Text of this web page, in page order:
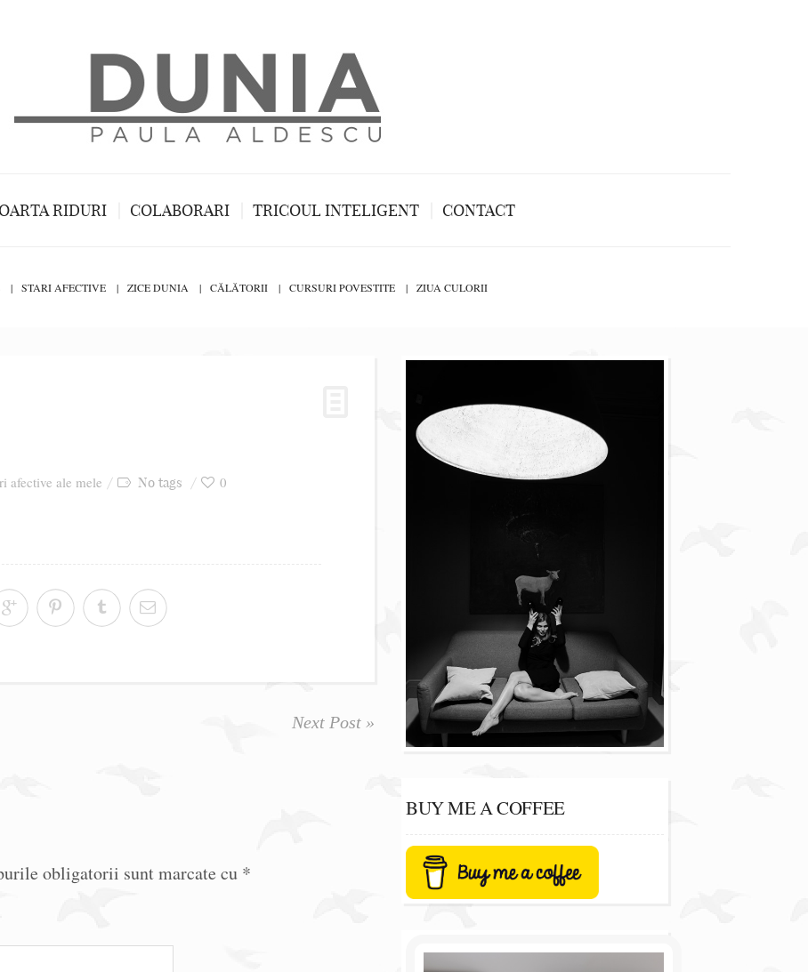
RIDURI COLABORARI TRICOUL INTELIGENT CONTACT
STARI AFECTIVE ZICE DUNIA CĂLĂTORII CURSURI POVESTITE ZIUA CULORII
afective ale mele No tags 0
Next Post »
obligatorii sunt marcate cu *
BUY ME A COFFEE